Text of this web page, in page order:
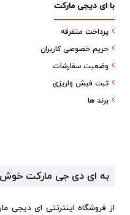
با ای دیجی مارکت
پرداخت متفرقه
حریم خصوصی کاربران
وضعیت سفارشات
ثبت فیش واریزی
برند ها
به ای دی جی مارکت خوش
از فروشگاه اینترنتی ای دیجی